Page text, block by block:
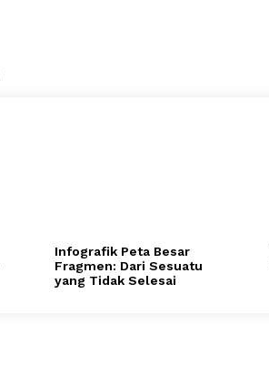
Infografik Peta Besar
Fragmen: Dari Sesuatu
yang Tidak Selesai